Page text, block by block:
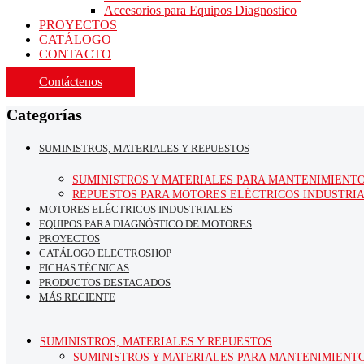
Accesorios para Equipos Diagnostico
PROYECTOS
CATÁLOGO
CONTACTO
Contáctenos
Categorías
SUMINISTROS, MATERIALES Y REPUESTOS
SUMINISTROS Y MATERIALES PARA
REPUESTOS PARA MOTORES ELÉCTRICOS
MOTORES ELÉCTRICOS INDUSTRIALES
EQUIPOS PARA DIAGNÓSTICO DE MOTORES
PROYECTOS
CATÁLOGO ELECTROSHOP
FICHAS TÉCNICAS
PRODUCTOS DESTACADOS
MÁS RECIENTE
SUMINISTROS, MATERIALES Y REPUESTOS
SUMINISTROS Y MATERIALES PARA